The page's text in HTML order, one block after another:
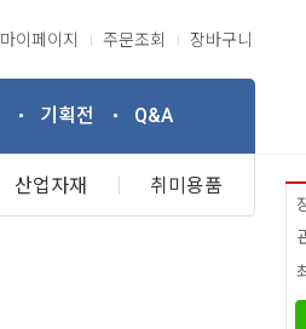
마이페이지 주문조회 장바구니
기획전 Q&A
산업자재 취미용품